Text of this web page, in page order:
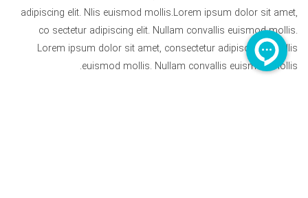
adipiscing elit. Nlis euismod mollis.Lorem ipsum dolor sit amet,
co sectetur adipiscing elit. Nullam convallis euismod mollis.
Lorem ipsum dolor sit amet, consectetur adipiscing elit. Nlis
euismod mollis. Nullam convallis euismod mollis.